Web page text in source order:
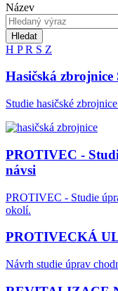
Název
Hledat
H PR S Z
Hasičská
Studie hasičské
PROTIVEC -
návsi
PROTIVEC - Studie
okolí.
PROTIVECKÁ
Návrh studie úprav